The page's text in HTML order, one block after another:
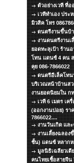
ตัวอย่างเวที ที่
เวทีทำเอง ประ
มิวสิค โทร
ดนตรีงานขึ้นบ้
งานดนตรีงานเ
ยอดทะลุเป้า ร้าน
โทน แดนซ์ 4 คน
คุย 086-7866022
ดนตรีอีเล็คโท
บริเวณหน้าบ้านสว
งานยอดนิยมใน ก
เวที 6 เมตร เค
(ออกงานบ่อย) รา
7866022....
งานวันเกิด แล
งานเลี้ยงฉลอง
ชั้น) แดนซ์ หลากห
มูลนิธิเฉลียวเตี
คนไทยเชื้อสายจีน